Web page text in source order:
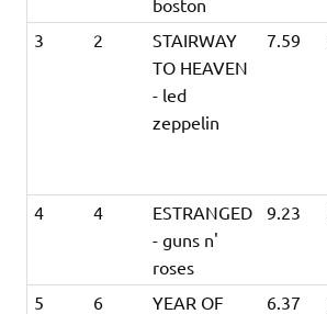
3 2
STAIRWAY
TO HEAVEN
- led
zeppelin
7.59
4
4
ESTRANGED
- guns n'
roses
9.23
5 6
YEAR OF
6.37